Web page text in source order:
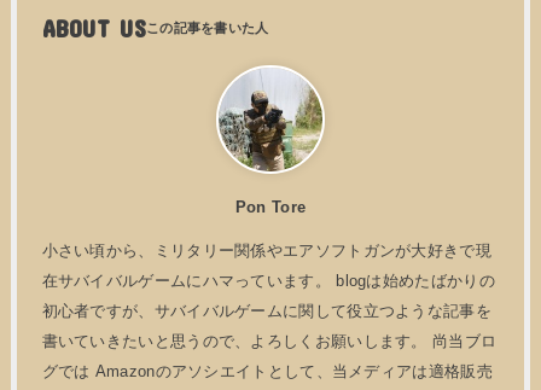
ABOUT US
Pon Tore
小さい頃から、ミリタリー関係やエアソフトガンが大好きで現
在サバイバルゲームにハマっています。 blogは始めたばかりの
初心者ですが、サバイバルゲームに関して役立つような記事を
書いていきたいと思うので、よろしくお願いします。 尚当ブロ
グでは Amazonのアソシエイトとして、当メディアは適格販売